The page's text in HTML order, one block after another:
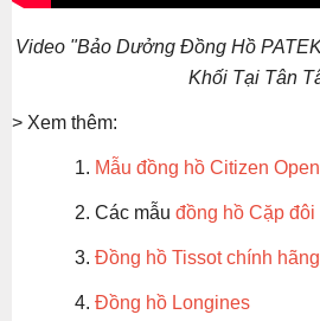
Video "Bảo Dưởng Đồng Hồ
Khối Tại Tân
> Xem thêm:
Mẫu đồng hồ Citizen
Các mẫu đồng hồ Cặp đôi
Đồng hồ Tissot chính hãng
Đồng hồ Longines